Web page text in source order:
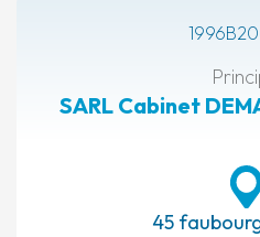
SARL Cabinet
45